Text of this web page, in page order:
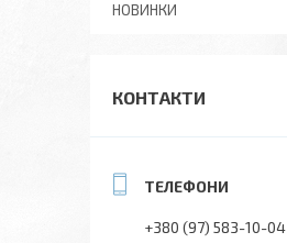
НОВИНКИ
КОНТАКТИ
+380 (97) 583-10-04